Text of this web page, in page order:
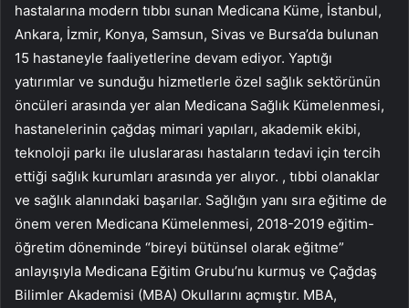
hastalarına modern tıbbı sunan Medicana Küme, İstanbul,
Ankara, İzmir, Konya, Samsun, Sivas ve Bursa’da bulunan
15 hastaneyle faaliyetlerine devam ediyor. Yaptığı
yatırımlar ve sunduğu hizmetlerle özel sağlık sektörünün
öncüleri arasında yer alan Medicana Sağlık Kümelenmesi,
hastanelerinin çağdaş mimari yapıları, akademik ekibi,
teknoloji parkı ile uluslararası hastaların tedavi için tercih
ettiği sağlık kurumları arasında yer alıyor. , tıbbi olanaklar
ve sağlık alanındaki başarılar. Sağlığın yanı sıra eğitime de
önem veren Medicana Kümelenmesi, 2018-2019 eğitim-
öğretim döneminde “bireyi bütünsel olarak eğitme”
anlayışıyla Medicana Eğitim Grubu’nu kurmuş ve Çağdaş
Bilimler Akademisi (MBA) Okullarını açmıştır. MBA,